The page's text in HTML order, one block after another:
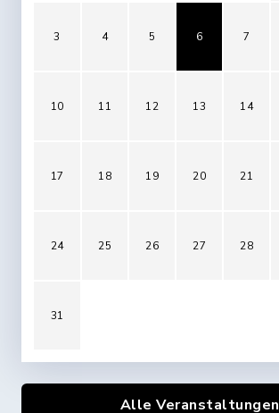
3 4 5 6 7
10 11 12 13 14
17 18 19 20 21
24 25 26 27 28
31
Alle Veranstaltungen